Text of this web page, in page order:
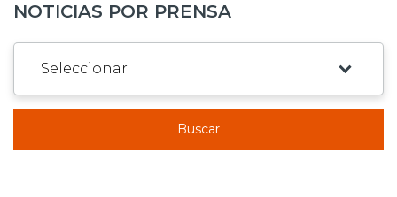
NOTICIAS POR PRENSA
Buscar